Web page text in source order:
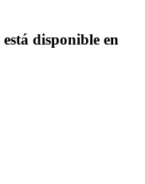
está disponible en